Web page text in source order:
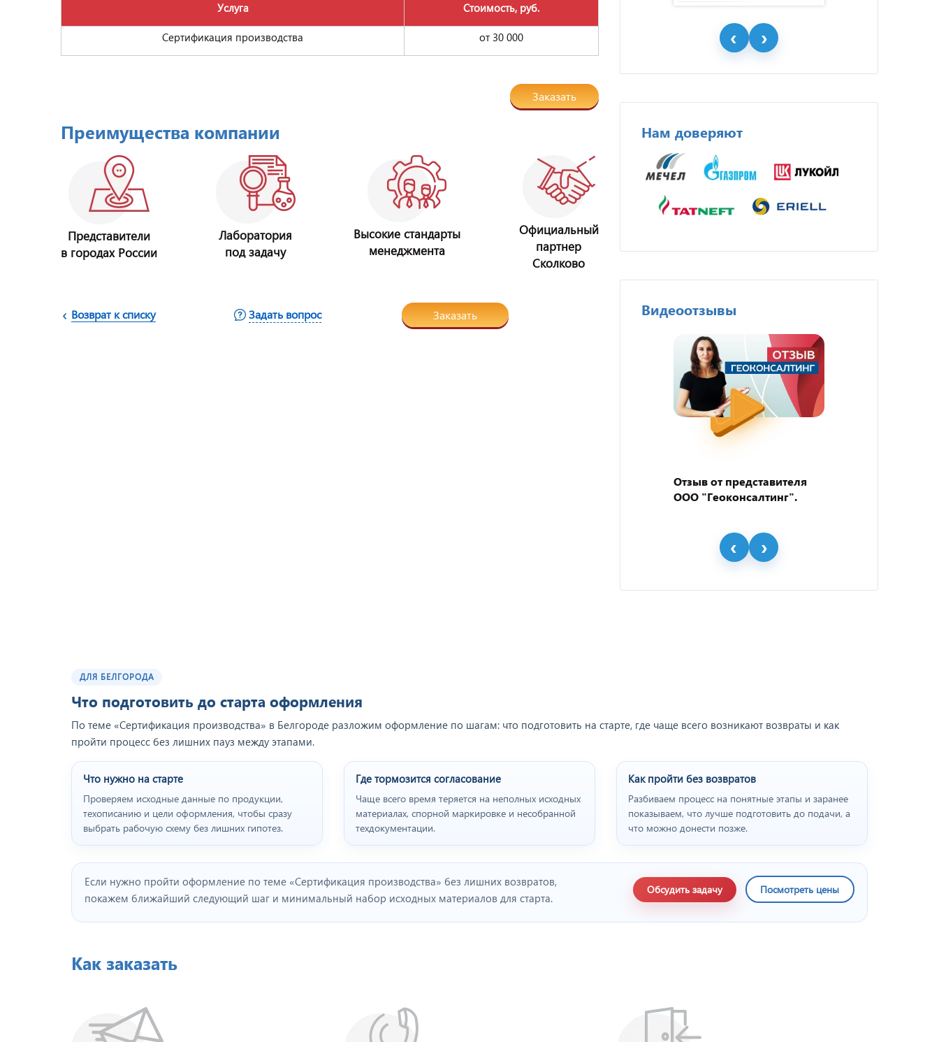
Услуга Стоимость, руб.
Сертификация производства от 30 000
Заказать
Преимущества компании
Представители
в городах России
Лаборатория
под задачу
Высокие стандарты
менеджмента
Официальный
партнер
Сколково
Возврат к списку Задать вопрос Заказать
Нам доверяют
Видеоотзывы
Отзыв от представителя
ООО "Геоконсалтинг".
ДЛЯ БЕЛГОРОДА
Что подготовить до старта оформления
По теме «Сертификация производства» в Белгороде разложим оформление по шагам: что подготовить на старте, где чаще всего возникают возвраты и как
пройти процесс без лишних пауз между этапами.
Что нужно на старте
Проверяем исходные данные по продукции,
техописанию и цели оформления, чтобы сразу
выбрать рабочую схему без лишних гипотез.
Где тормозится согласование
Чаще всего время теряется на неполных исходных
материалах, спорной маркировке и несобранной
техдокументации.
Как пройти без возвратов
Разбиваем процесс на понятные этапы и заранее
показываем, что лучше подготовить до подачи, а
что можно донести позже.
Если нужно пройти оформление по теме «Сертификация производства» без лишних возвратов,
покажем ближайший следующий шаг и минимальный набор исходных материалов для старта.
Обсудить задачу Посмотреть цены
Как заказать